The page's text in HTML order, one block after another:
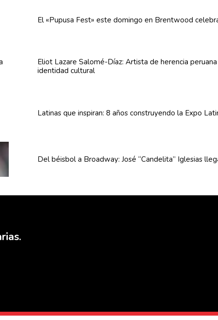
El «Pupusa Fest» este domingo en Brentwood
Eliot Lazare Salomé-Díaz: Artista de herencia
identidad cultural
Latinas que inspiran: 8 años construyendo la Expo
Del béisbol a Broadway: José “Candelita” Iglesias